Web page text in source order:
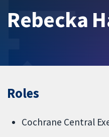
Rebecka
Roles
Cochrane Central